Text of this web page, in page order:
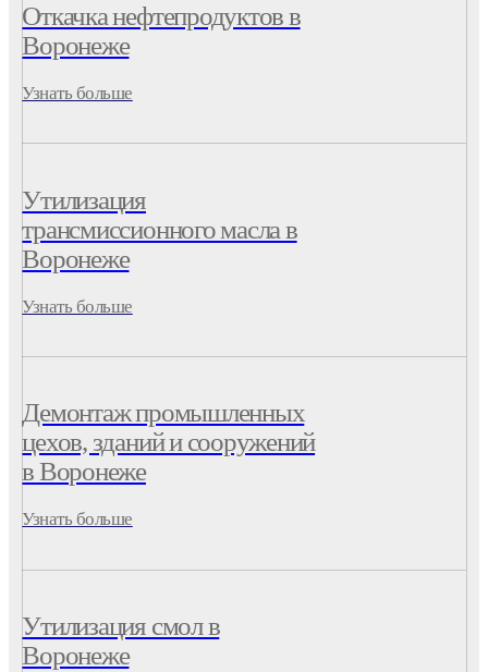
Откачка нефтепродуктов в
Воронеже
Узнать больше
Утилизация
трансмиссионного масла в
Воронеже
Узнать больше
Демонтаж промышленных
цехов, зданий и сооружений
в Воронеже
Узнать больше
Утилизация смол в
Воронеже